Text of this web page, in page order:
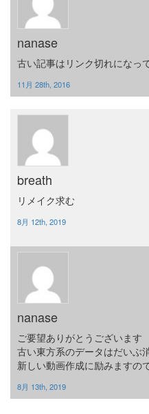
nanase
古い記事はリンク切れになっ
11月 28th, 2016
breath
リメイク求む
8月 12th, 2019
nanase
ご要望ありがとうございます
古い東方系のデータはだいぶ
新しい動画作成に励みますの
8月 13th, 2019